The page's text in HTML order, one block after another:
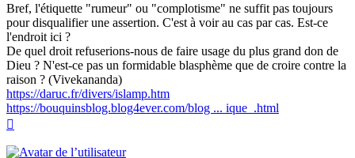
Bref, l'étiquette "rumeur" ou "complotisme" ne suffit pas toujours
pour disqualifier une assertion. C'est à voir au cas par cas. Est-ce
l'endroit ici ?
De quel droit refuserions-nous de faire usage du plus grand don de
Dieu ? N'est-ce pas un formidable blasphème que de croire contre la
raison ? (Vivekananda)
https://daruc.fr/divers/islamp.htm
https://bouquinsblog.blog4ever.com/blog ... ique_.html